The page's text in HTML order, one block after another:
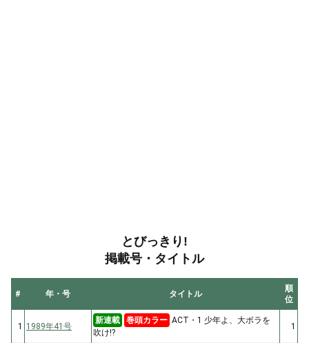
とびっきり!
掲載号・タイトル
# 年・号 タイトル
順
位
1 1989年41号
新連載 巻頭カラー ACT・1 少年よ、大ボラを
吹け!?
1